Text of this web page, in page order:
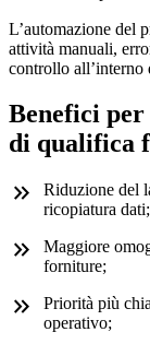
L’automazione del
attività manuali,
controllo all’interno
Benefici
di qualifica
Riduzione del
ricopiatura dati;
Maggiore
forniture;
Priorità più
operativo;